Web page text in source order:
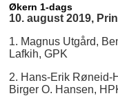
Økern 1-dags
10. august 2019,
1. Magnus Utgård,
Lafkih, GPK
2. Hans-Erik Røneid-
Birger O. Hansen,